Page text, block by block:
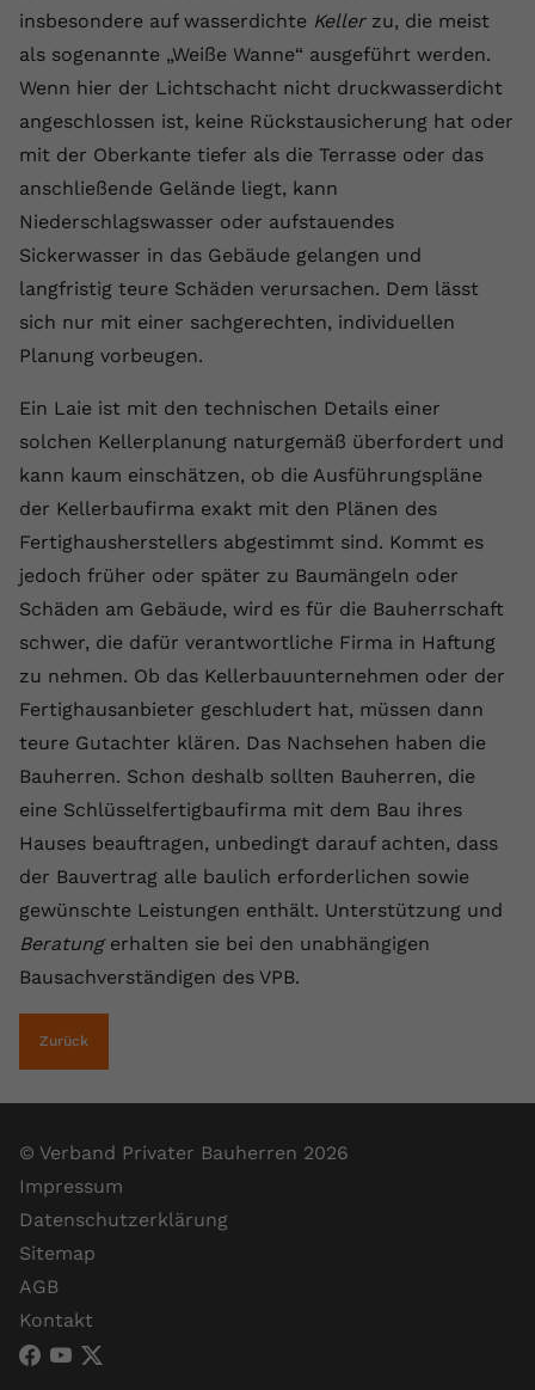
insbesondere auf wasserdichte Kellerzu, die meist
als sogenannte „Weiße Wanne“ ausgeführt werden.
Wenn hier der Lichtschacht nicht druckwasserdicht
angeschlossen ist, keine Rückstausicherung hat oder
mit der Oberkante tiefer als die Terrasse oder das
anschließende Gelände liegt, kann
Niederschlagswasser oder aufstauendes
Sickerwasser in das Gebäude gelangen und
langfristig teure Schäden verursachen. Dem lässt
sich nur mit einer sachgerechten, individuellen
Planung vorbeugen.
Ein Laie ist mit den technischen Details einer
solchen Kellerplanung naturgemäß überfordert und
kann kaum einschätzen, ob die Ausführungspläne
der Kellerbaufirma exakt mit den Plänen des
Fertighausherstellers abgestimmt sind. Kommt es
jedoch früher oder später zu Baumängeln oder
Schäden am Gebäude, wird es für die Bauherrschaft
schwer, die dafür verantwortliche Firma in Haftung
zu nehmen. Ob das Kellerbauunternehmen oder der
Fertighausanbieter geschludert hat, müssen dann
teure Gutachter klären. Das Nachsehen haben die
Bauherren. Schon deshalb sollten Bauherren, die
eine Schlüsselfertigbaufirma mit dem Bau ihres
Hauses beauftragen, unbedingt darauf achten, dass
der Bauvertrag alle baulich erforderlichen sowie
gewünschte Leistungen enthält. Unterstützung und
Beratungerhalten sie bei den unabhängigen
Bausachverständigen des VPB.
Zurück
© Verband Privater Bauherren 2026
Impressum
Datenschutzerklärung
Sitemap
AGB
Kontakt
VPB Verband Privater Bauherren (Facebook)
VPB Verband Privater Bauherren (YouTube)
VPB Verband Privater Bauherren (X)
Laufzeit Session
Zweck
YouTube setzt diesen Cookie, um die
Videopräferenzen des Nutzers zu
speichern, der eingebettete YouTube-
Videos verwendet.